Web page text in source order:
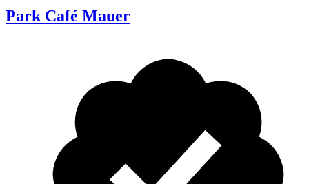
Park Café Mauer